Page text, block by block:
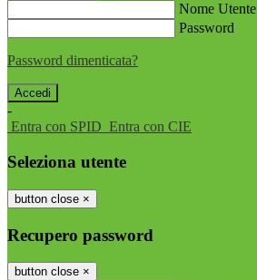
Nome Utente
Password
Password dimenticata?
-
Entra con SPID Entra con CIE
Seleziona utente
button close ×
Recupero password
button close ×